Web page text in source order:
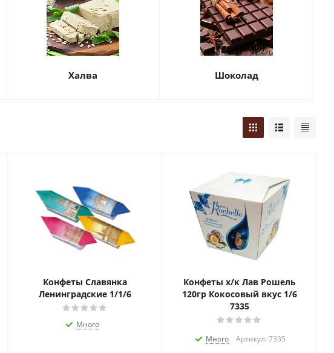
Халва Шоколад
Конфеты Славянка
Ленинградские 1/1/6
Много
Конфеты х/к Лав Рошель
120гр Кокосовый вкус 1/6
7335
Много Артикул: 7335